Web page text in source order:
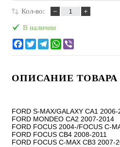
Кол-во:
В наличии
ОПИСАНИЕ ТОВАРА
FORD S-MAX/GALAXY CA1 2006-
FORD MONDEO CA2 2007-2014
FORD FOCUS 2004-/FOCUS C-
FORD FOCUS CB4 2008-2011
FORD FOCUS C-MAX CB3 2007-